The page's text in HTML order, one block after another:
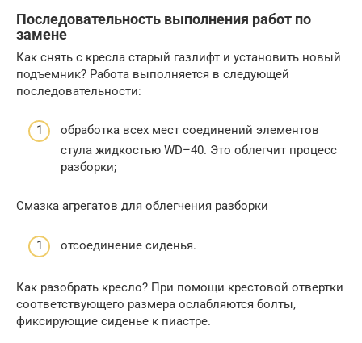
Последовательность выполнения работ по
замене
Как снять с кресла старый газлифт и установить новый
подъемник? Работа выполняется в следующей
последовательности:
обработка всех мест соединений элементов
стула жидкостью WD–40. Это облегчит процесс
разборки;
Смазка агрегатов для облегчения разборки
отсоединение сиденья.
Как разобрать кресло? При помощи крестовой отвертки
соответствующего размера ослабляются болты,
фиксирующие сиденье к пиастре.